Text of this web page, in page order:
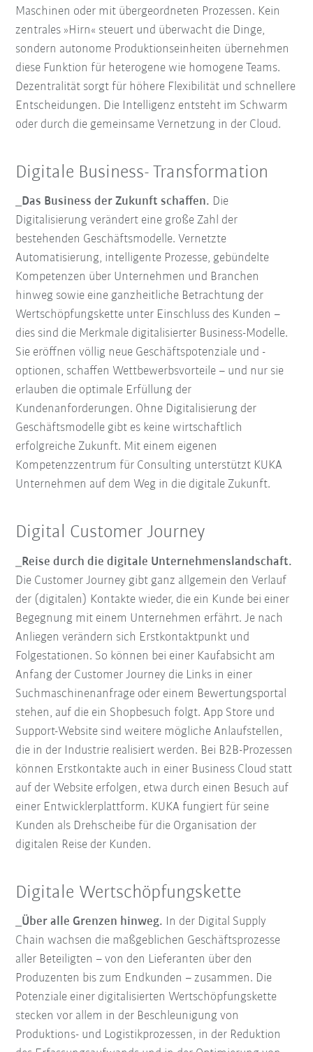
Maschinen oder mit übergeordneten Prozessen. Kein
zentrales »Hirn« steuert und überwacht die Dinge,
sondern autonome Produktionseinheiten übernehmen
diese Funktion für heterogene wie homogene Teams.
Dezentralität sorgt für höhere Flexibilität und schnellere
Entscheidungen. Die Intelligenz entsteht im Schwarm
oder durch die gemeinsame Vernetzung in der Cloud.
Digitale Business- Transformation
_Das Business der Zukunft schaffen. Die
Digitalisierung verändert eine große Zahl der
bestehenden Geschäftsmodelle. Vernetzte
Automatisierung, intelligente Prozesse, gebündelte
Kompetenzen über Unternehmen und Branchen
hinweg sowie eine ganzheitliche Betrachtung der
Wertschöpfungskette unter Einschluss des Kunden –
dies sind die Merkmale digitalisierter Business-Modelle.
Sie eröffnen völlig neue Geschäftspotenziale und -
optionen, schaffen Wettbewerbsvorteile – und nur sie
erlauben die optimale Erfüllung der
Kundenanforderungen. Ohne Digitalisierung der
Geschäftsmodelle gibt es keine wirtschaftlich
erfolgreiche Zukunft. Mit einem eigenen
Kompetenzzentrum für Consulting unterstützt KUKA
Unternehmen auf dem Weg in die digitale Zukunft.
Digital Customer Journey
_Reise durch die digitale Unternehmenslandschaft.
Die Customer Journey gibt ganz allgemein den Verlauf
der (digitalen) Kontakte wieder, die ein Kunde bei einer
Begegnung mit einem Unternehmen erfährt. Je nach
Anliegen verändern sich Erstkontaktpunkt und
Folgestationen. So können bei einer Kaufabsicht am
Anfang der Customer Journey die Links in einer
Suchmaschinenanfrage oder einem Bewertungsportal
stehen, auf die ein Shopbesuch folgt. App Store und
Support-Website sind weitere mögliche Anlaufstellen,
die in der Industrie realisiert werden. Bei B2B-Prozessen
können Erstkontakte auch in einer Business Cloud statt
auf der Website erfolgen, etwa durch einen Besuch auf
einer Entwicklerplattform. KUKA fungiert für seine
Kunden als Drehscheibe für die Organisation der
digitalen Reise der Kunden.
Digitale Wertschöpfungskette
_Über alle Grenzen hinweg. In der Digital Supply
Chain wachsen die maßgeblichen Geschäftsprozesse
aller Beteiligten – von den Lieferanten über den
Produzenten bis zum Endkunden – zusammen. Die
Potenziale einer digitalisierten Wertschöpfungskette
stecken vor allem in der Beschleunigung von
Produktions- und Logistikprozessen, in der Reduktion